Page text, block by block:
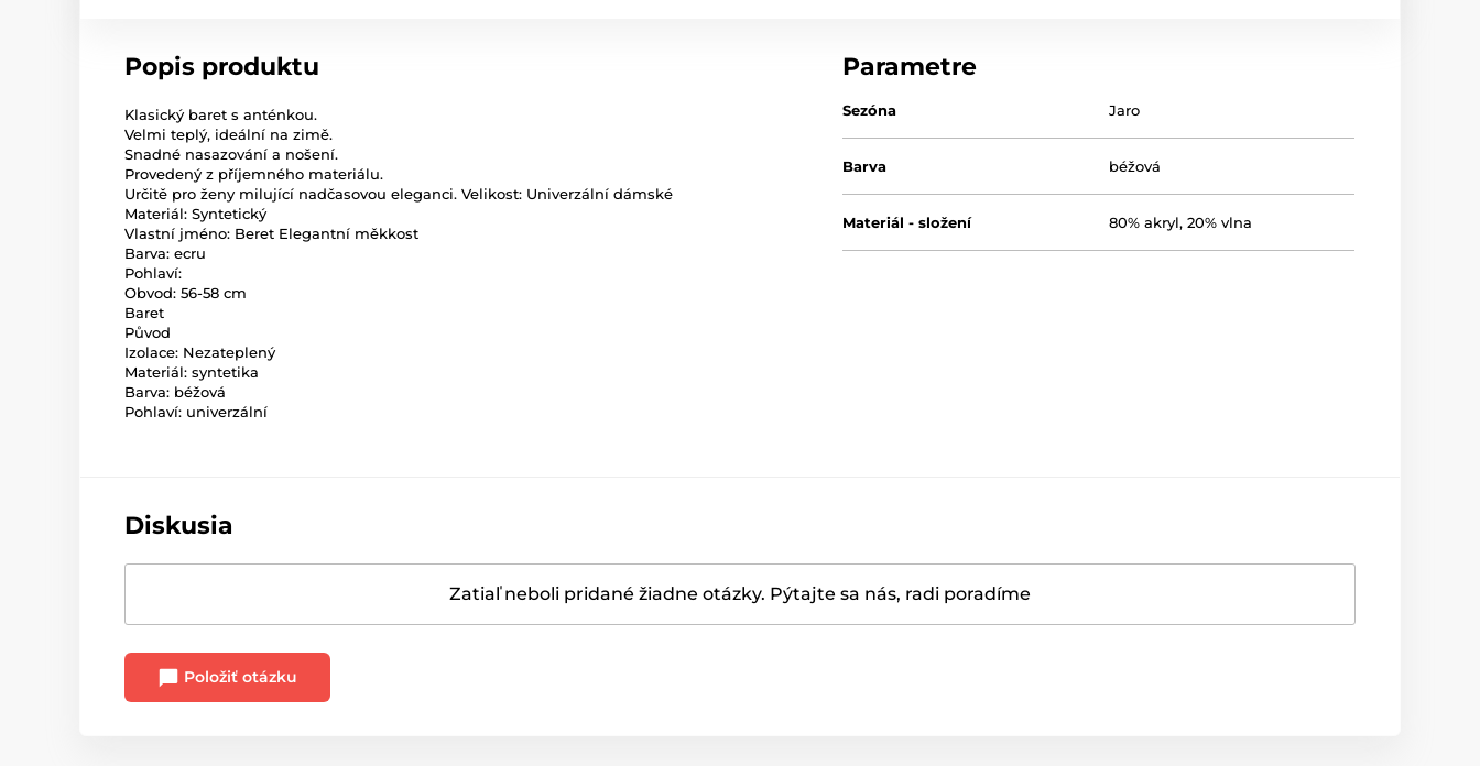
Popis produktu
Klasický baret s anténkou.
Velmi teplý, ideální na zimě.
Snadné nasazování a nošení.
Provedený z příjemného materiálu.
Určitě pro ženy milující nadčasovou eleganci. Velikost: Univerzální dámské
Materiál: Syntetický
Vlastní jméno: Beret Elegantní měkkost
Barva: ecru
Pohlaví:
Obvod: 56-58 cm
Baret
Původ
Izolace: Nezateplený
Materiál: syntetika
Barva: béžová
Pohlaví: univerzální
Parametre
Sezóna Jaro
Barva béžová
Materiál - složení 80% akryl, 20% vlna
Diskusia
Zatiaľ neboli pridané žiadne otázky. Pýtajte sa nás, radi poradíme
Položiť otázku